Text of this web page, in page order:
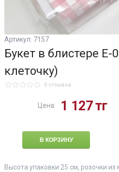
Артикул: 7157
Букет в блистере Е-
клеточку)
0 отзывов
Цена: 1 127тг
Высота упаковки 25 см, розочки